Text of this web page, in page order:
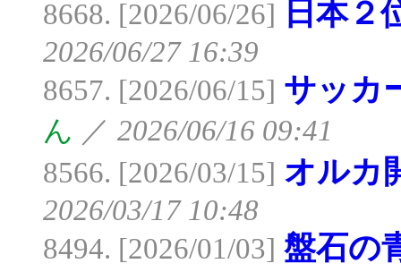
8668. [2026/06/26] 日本２
2026/06/27 16:39
8657. [2026/06/15] サッカ
ん ／ 2026/06/16 09:41
8566. [2026/03/15] オルカ
2026/03/17 10:48
8494. [2026/01/03] 盤石の